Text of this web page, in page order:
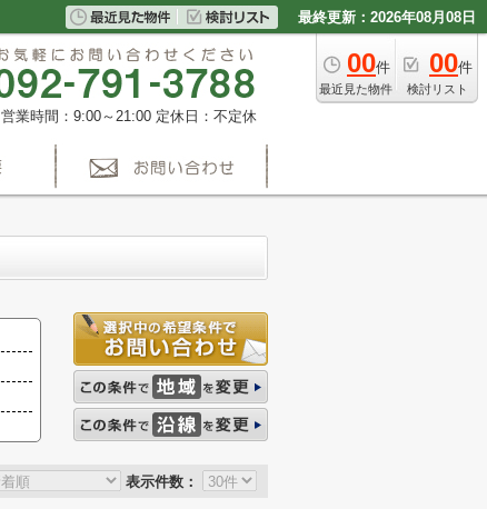
最終更新：2026年08月08日
00件
最近見た物件
00件
検討リスト
営業時間：9:00～21:00 定休日：不定休
表示件数：